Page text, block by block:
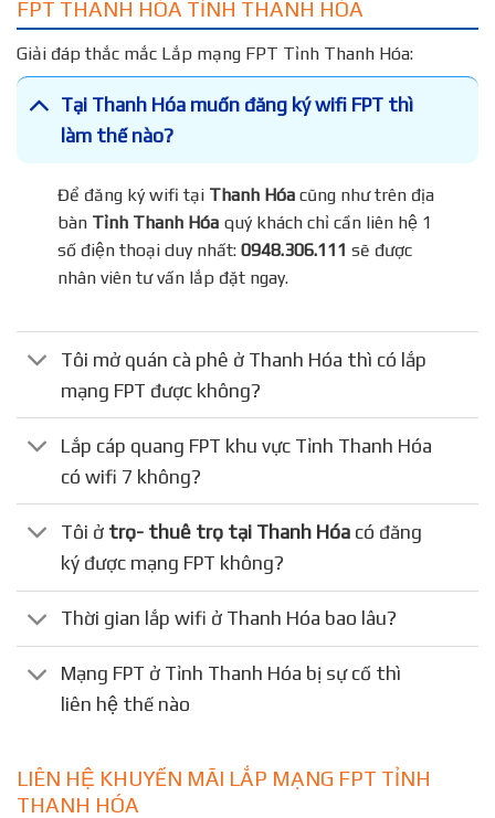
FPT THANH HÓA TỈNH THANH HÓA
Giải đáp thắc mắc Lắp mạng FPT Tỉnh Thanh Hóa:
Tại Thanh Hóa muốn đăng ký wifi FPT thì
làm thế nào?
Để đăng ký wifi tạiThanh Hóacũng như trên địa
bànTỉnh Thanh Hóaquý khách chỉ cần liên hệ 1
số điện thoại duy nhất:0948.306.111 sẽ được
nhân viên tư vấn lắp đặt ngay.
Tôi mở quán cà phê ở Thanh Hóa thì có lắp
mạng FPT được không?
Lắp cáp quang FPT khu vực Tỉnh Thanh Hóa
có wifi 7 không?
Tôi ở trọ- thuê trọ tại Thanh Hóa có đăng
ký được mạng FPT không?
Thời gian lắp wifi ở Thanh Hóa bao lâu?
Mạng FPT ở Tỉnh Thanh Hóa bị sự cố thì
liên hệ thế nào
LIÊN HỆ KHUYẾN MÃI LẮP MẠNG FPT TỈNH
THANH HÓA